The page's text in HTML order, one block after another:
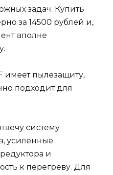
задач. Купить
за 14500 рублей и,
вполне
имеет пылезащиту,
подходит для
систему
усиленные
и
к перегреву. Для